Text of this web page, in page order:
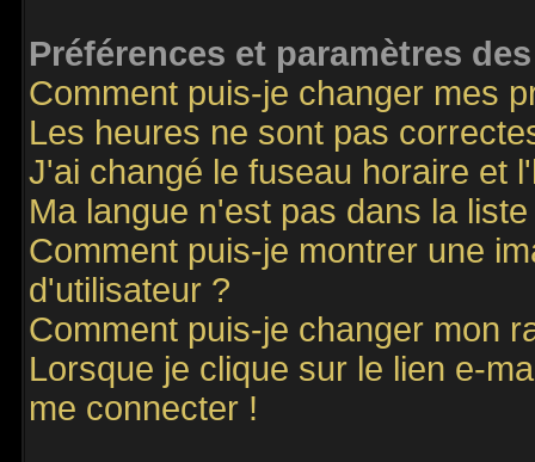
Préférences et paramètres
Comment puis-je changer mes
Les heures ne sont pas
J'ai changé le fuseau horaire et
Ma langue n'est pas dans la liste
Comment puis-je montrer une
d'utilisateur ?
Comment puis-je changer mon
Lorsque je clique sur le lien e-
me connecter !